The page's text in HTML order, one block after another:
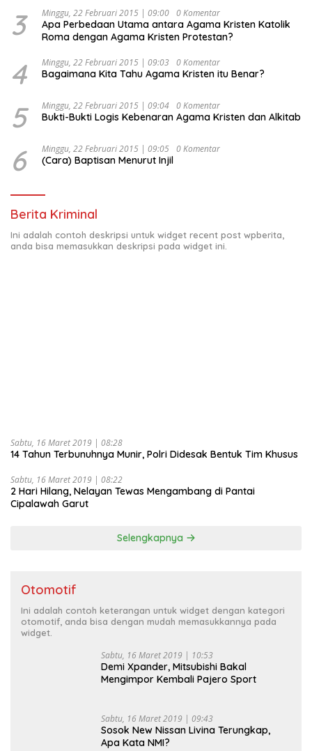
Indonesia Emas 2045”,
3 Minggu, 22 Februari 2015 | 09:00 0 Komentar
Apa Perbedaan Utama antara Agama Kristen Katolik
Roma dengan Agama Kristen Protestan?
4 Minggu, 22 Februari 2015 | 09:03 0 Komentar
Bagaimana Kita Tahu Agama Kristen itu Benar?
5 Minggu, 22 Februari 2015 | 09:04 0 Komentar
Bukti-Bukti Logis Kebenaran Agama Kristen dan Alkitab
6 Minggu, 22 Februari 2015 | 09:05 0 Komentar
(Cara) Baptisan Menurut Injil
Berita Kriminal
Ini adalah contoh deskripsi untuk widget recent post wpberita,
anda bisa memasukkan deskripsi pada widget ini.
Sabtu, 16 Maret 2019 | 08:28
14 Tahun Terbunuhnya Munir, Polri Didesak Bentuk Tim Khusus
Sabtu, 16 Maret 2019 | 08:22
2 Hari Hilang, Nelayan Tewas Mengambang di Pantai
Cipalawah Garut
Selengkapnya
Otomotif
Ini adalah contoh keterangan untuk widget dengan kategori
otomotif, anda bisa dengan mudah memasukkannya pada
widget.
Sabtu, 16 Maret 2019 | 10:53
Demi Xpander, Mitsubishi Bakal
Mengimpor Kembali Pajero Sport
Sabtu, 16 Maret 2019 | 09:43
Sosok New Nissan Livina Terungkap,
Apa Kata NMI?